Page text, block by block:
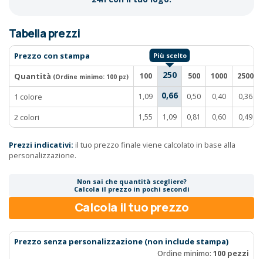
Tabella prezzi
Prezzo con stampa
Quantità (Ordine minimo: 100 pz) 100 250 500 1000 2500
1 colore 1,09 0,66 0,50 0,40 0,36
2 colori 1,55 1,09 0,81 0,60 0,49
Prezzi indicativi: il tuo prezzo finale viene calcolato in base alla
personalizzazione.
Non sai che quantità scegliere?
Calcola il prezzo in pochi secondi
Calcola il tuo prezzo
Prezzo senza personalizzazione (non include stampa)
Ordine minimo: 100 pezzi